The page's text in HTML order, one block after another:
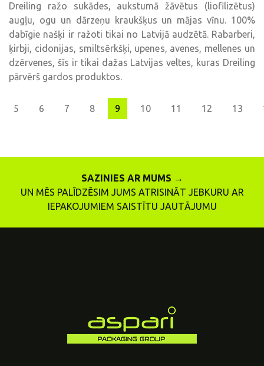
Dreiling ražo sukādes, aukstumā žāvētus (liofilizētus)
augļu, ogu un dārzeņu kraukšķus un mājas vīnu. 100%
dabīgie našķi ir ražoti tikai no Latvijā audzētā. Rabarberi,
ķirbji, cidonijas, smiltsērkšķi, upenes, avenes, mellenes un
dzērvenes, šīs ir tikai dažas Latvijas veltes, kuras Dreiling
pārvērš gardos produktos.
5 6 7 8 9 10 11 12 13
SAZINIES AR MUMS →
UN MĒS PALĪDZĒSIM JUMS ATRISINĀT JEBKURU AR
IEPAKOJUMIEM SAISTĪTU JAUTĀJUMU